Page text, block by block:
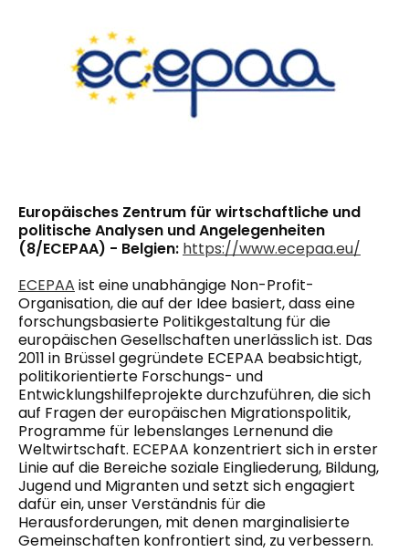
Europäisches Zentrum für wirtschaftliche und
politische Analysen und Angelegenheiten
(8/ECEPAA) - Belgien: https://www.ecepaa.eu/
ECEPAA ist eine unabhängige Non-Profit-
Organisation, die auf der Idee basiert, dass eine
forschungsbasierte Politikgestaltung für die
europäischen Gesellschaften unerlässlich ist. Das
2011 in Brüssel gegründete ECEPAA beabsichtigt,
politikorientierte Forschungs- und
Entwicklungshilfeprojekte durchzuführen, die sich
auf Fragen der europäischen Migrationspolitik,
Programme für lebenslanges Lernenunddie
Weltwirtschaft. ECEPAA konzentriert sich in erster
Linie auf die Bereiche soziale Eingliederung, Bildung,
Jugend und Migranten und setzt sich engagiert
dafür ein, unser Verständnis für die
Herausforderungen, mit denen marginalisierte
Gemeinschaften konfrontiert sind, zu verbessern.